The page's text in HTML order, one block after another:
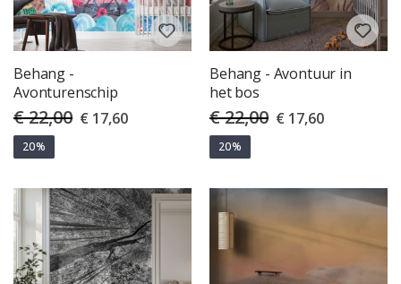
Behang -
Avonturenschip
€ 22,00 Special
Price
€ 17,60
20%
Behang - Avontuur in
het bos
€ 22,00 Special
Price
€ 17,60
20%